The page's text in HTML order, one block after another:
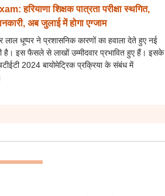
हरियाणा शिक्षक पात्रता परीक्षा स्थगित,
अब जुलाई में होगा एग्जाम
धूप्पर ने प्रशासनिक कारणों का हवाला देते हुए नई
है। इस फैसले से लाखों उम्मीदवार प्रभावित हुए हैं। इसके
2024 बायोमेट्रिक प्रक्रिया के संबंध में